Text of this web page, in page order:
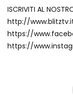
ISCRIVITI AL
http://
https://
https://